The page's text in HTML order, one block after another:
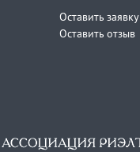
Оставить заявку
Оставить отзыв